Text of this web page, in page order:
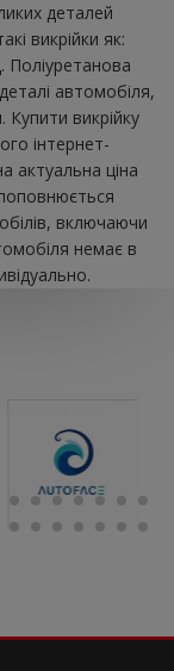
деталей
викрійки як:
Поліуретанова
автомобіля,
викрійку
інтернет-
актуальна ціна
включаючи
немає в